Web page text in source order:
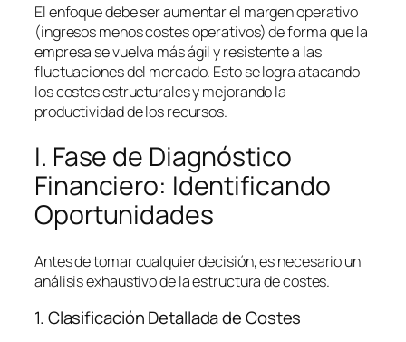
El enfoque debe ser aumentar el margen operativo
(ingresos menos costes operativos) de forma que la
empresa se vuelva más ágil y resistente a las
fluctuaciones del mercado. Esto se logra atacando
los costes estructurales y mejorando la
productividad de los recursos.
I. Fase de Diagnóstico
Financiero: Identificando
Oportunidades
Antes de tomar cualquier decisión, es necesario un
análisis exhaustivo de la estructura de costes.
1. Clasificación Detallada de Costes